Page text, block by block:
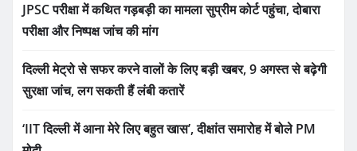
JPSC परीक्षा में कथित गड़बड़ी का मामला सुप्रीम कोर्ट पहुंचा, दोबारा
परीक्षा और निष्पक्ष जांच की मांग
दिल्ली मेट्रो से सफर करने वालों के लिए बड़ी खबर, 9 अगस्त से बढ़ेगी
सुरक्षा जांच, लग सकती हैं लंबी कतारें
‘IIT दिल्ली में आना मेरे लिए बहुत खास’, दीक्षांत समारोह में बोले PM